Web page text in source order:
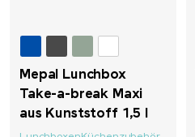
Mepal Lunchbox
Take-a-break Maxi
aus Kunststoff 1,5 l